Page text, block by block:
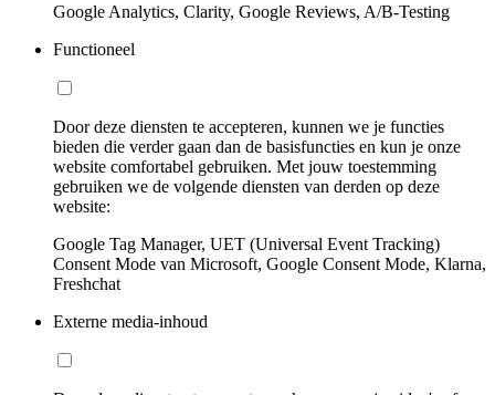
Google Analytics, Clarity, Google Reviews, A/B-Testing
Functioneel
Door deze diensten te accepteren, kunnen we je functies
bieden die verder gaan dan de basisfuncties en kun je onze
website comfortabel gebruiken. Met jouw toestemming
gebruiken we de volgende diensten van derden op deze
website:
Google Tag Manager, UET (Universal Event Tracking)
Consent Mode van Microsoft, Google Consent Mode, Klarna,
Freshchat
Externe media-inhoud